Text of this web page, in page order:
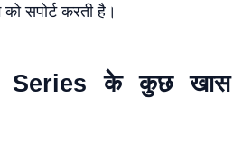
सपोर्ट करती है।
Series के कुछ खास